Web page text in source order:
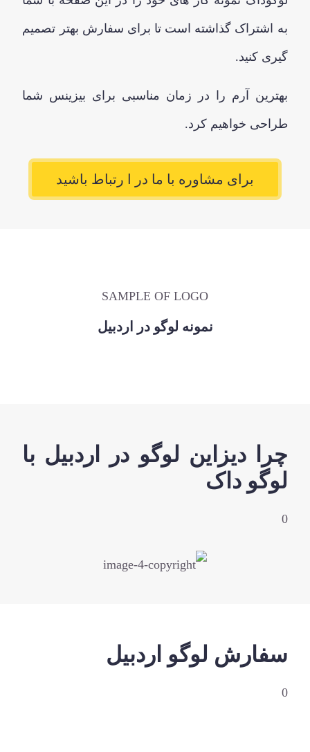
به اشتراک گذاشته است تا برای سفارش بهتر تصمیم
گیری کنید.
بهترین آرم را در زمان مناسبی برای بیزینس شما
طراحی خواهیم کرد.
برای مشاوره با ما در ا رتباط باشید
SAMPLE OF LOGO
نمونه لوگو در اردبیل
چرا دیزاین لوگو در اردبیل با
لوگو داک
0
سفارش لوگو اردبیل
0